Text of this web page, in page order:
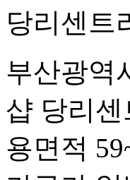
당리센트
부산광역
샵 당리
용면적